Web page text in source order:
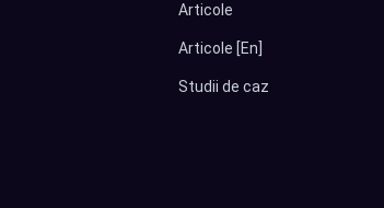
Articole
Articole [En]
Studii de caz